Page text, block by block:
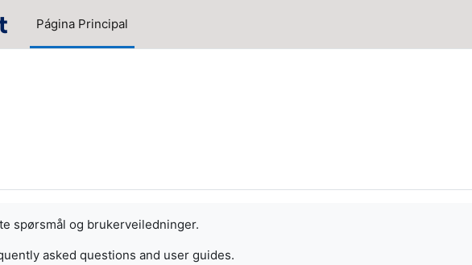
Página Principal
spørsmål og brukerveiledninger.
asked questions and user guides.